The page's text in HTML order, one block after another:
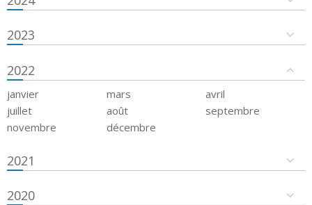
2023
2022
janvier mars
avril
juillet
août
septembre
novembre
décembre
2021
2020